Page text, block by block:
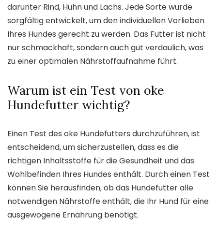
darunter Rind, Huhn und Lachs. Jede Sorte wurde
sorgfältig entwickelt, um den individuellen Vorlieben
Ihres Hundes gerecht zu werden. Das Futter ist nicht
nur schmackhaft, sondern auch gut verdaulich, was
zu einer optimalen Nährstoffaufnahme führt.
Warum ist ein Test von oke
Hundefutter wichtig?
Einen Test des oke Hundefutters durchzuführen, ist
entscheidend, um sicherzustellen, dass es die
richtigen Inhaltsstoffe für die Gesundheit und das
Wohlbefinden Ihres Hundes enthält. Durch einen Test
können Sie herausfinden, ob das Hundefutter alle
notwendigen Nährstoffe enthält, die Ihr Hund für eine
ausgewogene Ernährung benötigt.